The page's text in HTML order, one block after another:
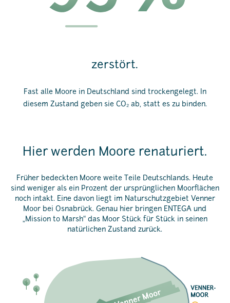
zerstört.
Fast alle Moore in Deutschland sind trockengelegt. In
diesem Zustand geben sie CO₂ ab, statt es zu binden.
Hier werden Moore renaturiert.
Früher bedeckten Moore weite Teile Deutschlands. Heute
sind weniger als ein Prozent der ursprünglichen Moorflächen
noch intakt. Eine davon liegt im Naturschutzgebiet Venner
Moor bei Osnabrück. Genau hier bringen ENTEGA und
„Mission to Marsh“ das Moor Stück für Stück in seinen
natürlichen Zustand zurück.